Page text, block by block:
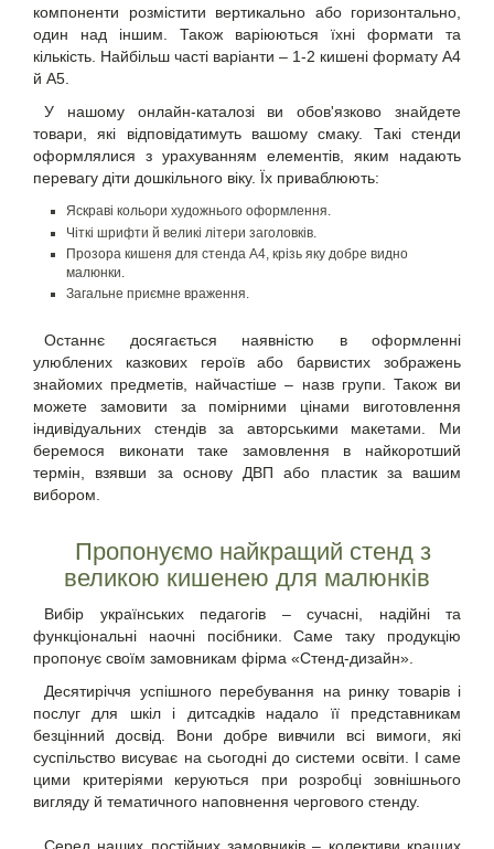
компоненти розмістити вертикально або горизонтально,
один над іншим. Також варіюються їхні формати та
кількість. Найбільш часті варіанти – 1-2 кишені формату А4
й А5.
У нашому онлайн-каталозі ви обов'язково знайдете
товари, які відповідатимуть вашому смаку. Такі стенди
оформлялися з урахуванням елементів, яким надають
перевагу діти дошкільного віку. Їх приваблюють:
Яскраві кольори художнього оформлення.
Чіткі шрифти й великі літери заголовків.
Прозора кишеня для стенда А4, крізь яку добре видно
малюнки.
Загальне приємне враження.
Останнє досягається наявністю в оформленні
улюблених казкових героїв або барвистих зображень
знайомих предметів, найчастіше – назв групи. Також ви
можете замовити за помірними цінами виготовлення
індивідуальних стендів за авторськими макетами. Ми
беремося виконати таке замовлення в найкоротший
термін, взявши за основу ДВП або пластик за вашим
вибором.
Пропонуємо найкращий стенд з
великою кишенею для малюнків
Вибір українських педагогів – сучасні, надійні та
функціональні наочні посібники. Саме таку продукцію
пропонує своїм замовникам фірма «Стенд-дизайн».
Десятиріччя успішного перебування на ринку товарів і
послуг для шкіл і дитсадків надало її представникам
безцінний досвід. Вони добре вивчили всі вимоги, які
суспільство висуває на сьогодні до системи освіти. І саме
цими критеріями керуються при розробці зовнішнього
вигляду й тематичного наповнення чергового стенду.